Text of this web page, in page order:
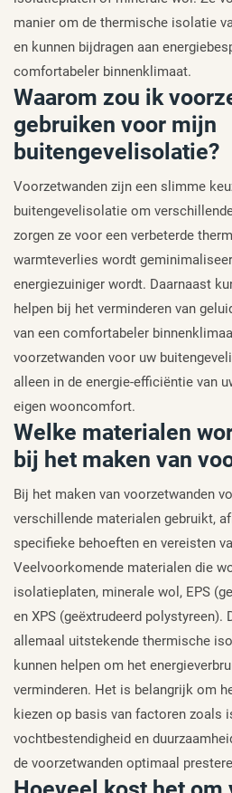
manier om de thermische isolatie
en kunnen bijdragen aan
comfortabeler binnenklimaat.
Waarom zou ik
gebruiken voor mijn
buitengevelisolatie?
Voorzetwanden zijn een slimme
buitengevelisolatie om
zorgen ze voor een verbeterde
warmteverlies wordt
energiezuiniger wordt. Daarnaast
helpen bij het verminderen van
van een comfortabeler
voorzetwanden voor uw
alleen in de energie-efficiëntie van
eigen wooncomfort.
Welke materialen
bij het maken van
Bij het maken van voorzetwanden
verschillende materialen gebruikt,
specifieke behoeften en vereisten
Veelvoorkomende materialen die
isolatieplaten, minerale wol, EPS
en XPS (geëxtrudeerd polystyreen).
allemaal uitstekende thermische
kunnen helpen om het
verminderen. Het is belangrijk om
kiezen op basis van factoren zoals
vochtbestendigheid en
de voorzetwanden optimaal